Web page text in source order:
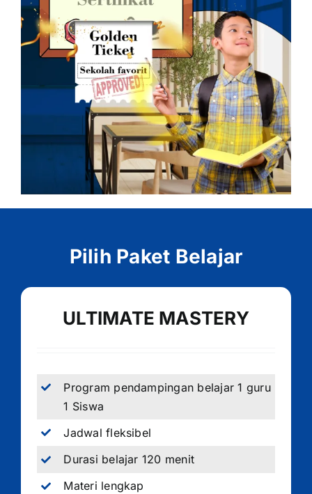
Pilih Paket Belajar
ULTIMATE MASTERY
Program pendampingan belajar 1 guru
1 Siswa
Jadwal fleksibel
Durasi belajar 120 menit
Materi lengkap